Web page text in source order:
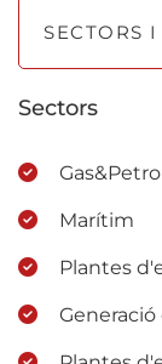
SECTORS
Sectors
Marítim
Plantes